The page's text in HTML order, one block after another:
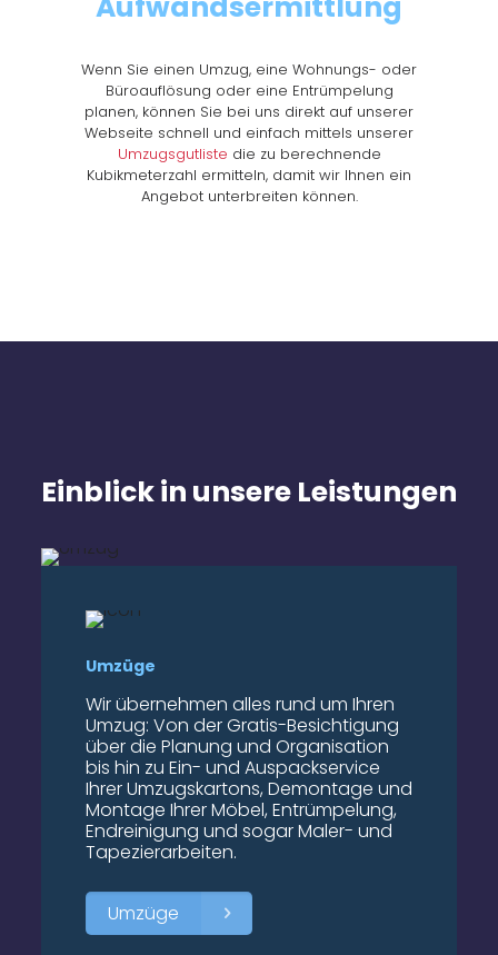
Wenn Sie einen Umzug, eine Wohnungs- oder
Büroauflösung oder eine Entrümpelung
planen, können Sie bei uns direkt auf unserer
Webseite schnell und einfach mittels unserer
Umzugsgutliste die zu berechnende
Kubikmeterzahl ermitteln, damit wir Ihnen ein
Angebot unterbreiten können.
Einblick in unsere Leistungen
Umzüge
Wir übernehmen alles rund um Ihren
Umzug: Von der Gratis-Besichtigung
über die Planung und Organisation
bis hin zu Ein- und Auspackservice
Ihrer Umzugskartons, Demontage und
Montage Ihrer Möbel, Entrümpelung,
Endreinigung und sogar Maler- und
Tapezierarbeiten.
Umzüge